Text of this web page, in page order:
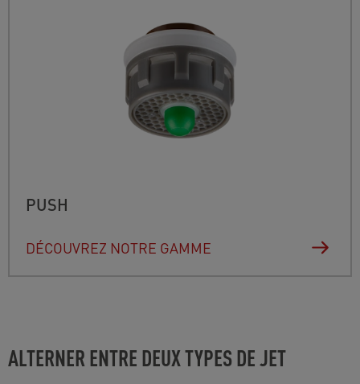
PUSH
DÉCOUVREZ NOTRE GAMME
ALTERNER ENTRE DEUX TYPES DE JET